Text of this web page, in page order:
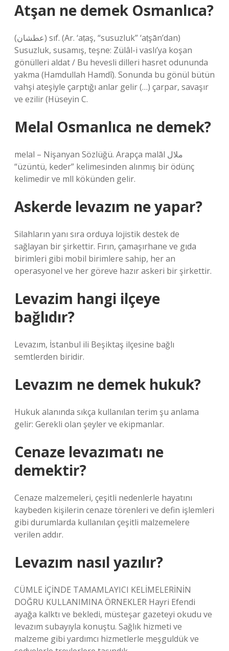
Atşan ne demek Osmanlıca?
(ﻋﻄﺸﺎﻥ) sıf. (Ar. ‘aṭaş, “susuzluk” ‘aṭşān’dan)
Susuzluk, susamış, teşne: Zülâl-i vaslı’ya koşan
gönülleri aldat / Bu hevesli dilleri hasret odununda
yakma (Hamdullah Hamdî). Sonunda bu gönül bütün
vahşi ateşiyle çarptığı anlar gelir (…) çarpar, savaşır
ve ezilir (Hüseyin C.
Melal Osmanlıca ne demek?
melal – Nişanyan Sözlüğü. Arapça malāl ملال
“üzüntü, keder” kelimesinden alınmış bir ödünç
kelimedir ve mll kökünden gelir.
Askerde levazım ne yapar?
Silahların yanı sıra orduya lojistik destek de
sağlayan bir şirkettir. Fırın, çamaşırhane ve gıda
birimleri gibi mobil birimlere sahip, her an
operasyonel ve her göreve hazır askeri bir şirkettir.
Levazim hangi ilçeye
bağlıdır?
Levazım, İstanbul ili Beşiktaş ilçesine bağlı
semtlerden biridir.
Levazım ne demek hukuk?
Hukuk alanında sıkça kullanılan terim şu anlama
gelir: Gerekli olan şeyler ve ekipmanlar.
Cenaze levazımatı ne
demektir?
Cenaze malzemeleri, çeşitli nedenlerle hayatını
kaybeden kişilerin cenaze törenleri ve defin işlemleri
gibi durumlarda kullanılan çeşitli malzemelere
verilen addır.
Levazım nasıl yazılır?
CÜMLE İÇİNDE TAMAMLAYICI KELİMELERİNİN
DOĞRU KULLANIMINA ÖRNEKLER Hayri Efendi
ayağa kalktı ve bekledi, müsteşar gazeteyi okudu ve
levazım subayıyla konuştu. Sağlık hizmeti ve
malzeme gibi yardımcı hizmetlerle meşguldük ve